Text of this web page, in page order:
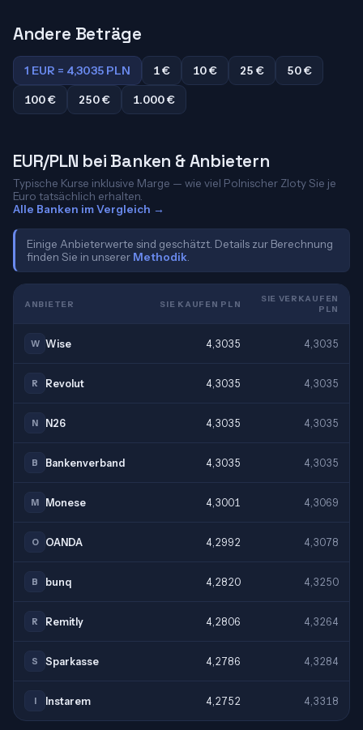
Andere Beträge
1 EUR = 4,3035 PLN 1 € 10 € 25 €
50 €
100 €
250 € 1.000 €
EUR/PLN bei Banken & Anbietern
Typische Kurse inklusive Marge — wie viel Polnischer Zloty Sie je
Euro tatsächlich erhalten.
Alle Banken im Vergleich →
Einige Anbieterwerte sind geschätzt. Details zur Berechnung
finden Sie in unserer Methodik
ANBIETER SIE KAUFEN PLN
SIE VERKAUFEN
PLN
W Wise 4,3035 4,3035
R Revolut 4,3035 4,3035
N N26 4,3035 4,3035
B Bankenverband 4,3035 4,3035
M Monese 4,3001 4,3069
O OANDA 4,2992 4,3078
B bunq 4,2820 4,3250
R Remitly 4,2806 4,3264
S Sparkasse 4,2786 4,3284
I Instarem 4,2752 4,3318